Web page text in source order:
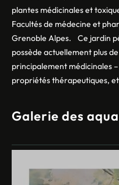
plantes médicinales et
Facultés de médecine et
Grenoble Alpes. Ce jardin
possède actuellement plus
principalement médicinales
propriétés thérapeutiques,
Galerie des